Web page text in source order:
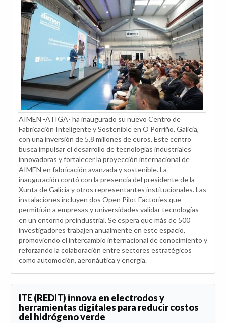
AIMEN -ATIGA- ha inaugurado su nuevo Centro de
Fabricación Inteligente y Sostenible en O Porriño, Galicia,
con una inversión de 5,8 millones de euros. Este centro
busca impulsar el desarrollo de tecnologías industriales
innovadoras y fortalecer la proyección internacional de
AIMEN en fabricación avanzada y sostenible. La
inauguración contó con la presencia del presidente de la
Xunta de Galicia y otros representantes institucionales. Las
instalaciones incluyen dos Open Pilot Factories que
permitirán a empresas y universidades validar tecnologías
en un entorno preindustrial. Se espera que más de 500
investigadores trabajen anualmente en este espacio,
promoviendo el intercambio internacional de conocimiento y
reforzando la colaboración entre sectores estratégicos
como automoción, aeronáutica y energía.
ITE (REDIT) innova en electrodos y
herramientas digitales para reducir costos
del hidrógeno verde